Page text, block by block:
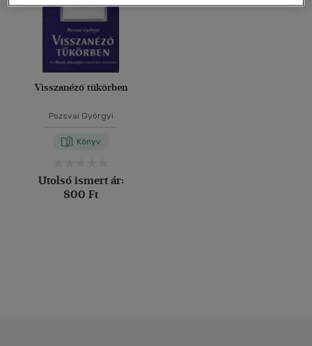
Alkalmaz
Visszanéző tükörben
Pozsvai Györgyi
Könyv
Utolsó ismert ár:
800 Ft